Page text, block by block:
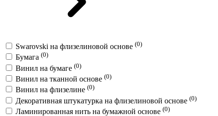
Swarovski на флизелиновой основе (0)
Бумага (0)
Винил на бумаге (0)
Винил на тканной основе (0)
Винил на флизелине (0)
Декоративная штукатурка на флизелиновой основе (0)
Ламинированная нить на бумажной основе (0)